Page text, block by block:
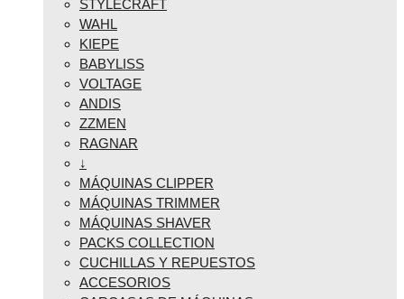
STYLECRAFT
WAHL
KIEPE
BABYLISS
VOLTAGE
ANDIS
ZZMEN
RAGNAR
↓
MÁQUINAS CLIPPER
MÁQUINAS TRIMMER
MÁQUINAS SHAVER
PACKS COLLECTION
CUCHILLAS Y REPUESTOS
ACCESORIOS